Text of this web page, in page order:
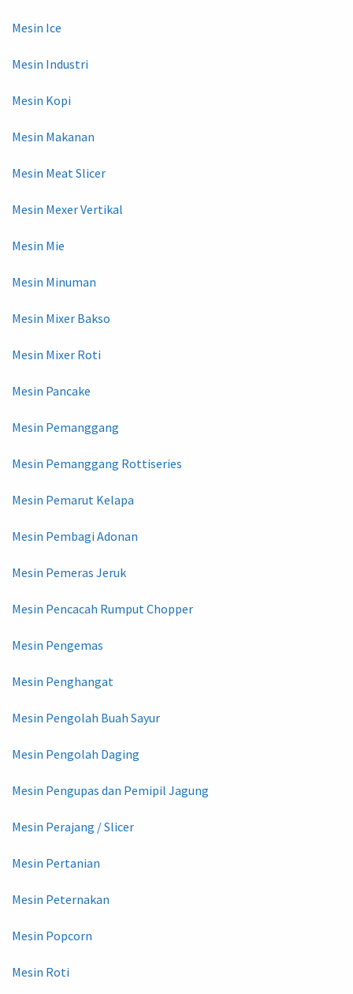
Mesin Ice
Mesin Industri
Mesin Kopi
Mesin Makanan
Mesin Meat Slicer
Mesin Mexer Vertikal
Mesin Mie
Mesin Minuman
Mesin Mixer Bakso
Mesin Mixer Roti
Mesin Pancake
Mesin Pemanggang
Mesin Pemanggang Rottiseries
Mesin Pemarut Kelapa
Mesin Pembagi Adonan
Mesin Pemeras Jeruk
Mesin Pencacah Rumput Chopper
Mesin Pengemas
Mesin Penghangat
Mesin Pengolah Buah Sayur
Mesin Pengolah Daging
Mesin Pengupas dan Pemipil Jagung
Mesin Perajang / Slicer
Mesin Pertanian
Mesin Peternakan
Mesin Popcorn
Mesin Roti